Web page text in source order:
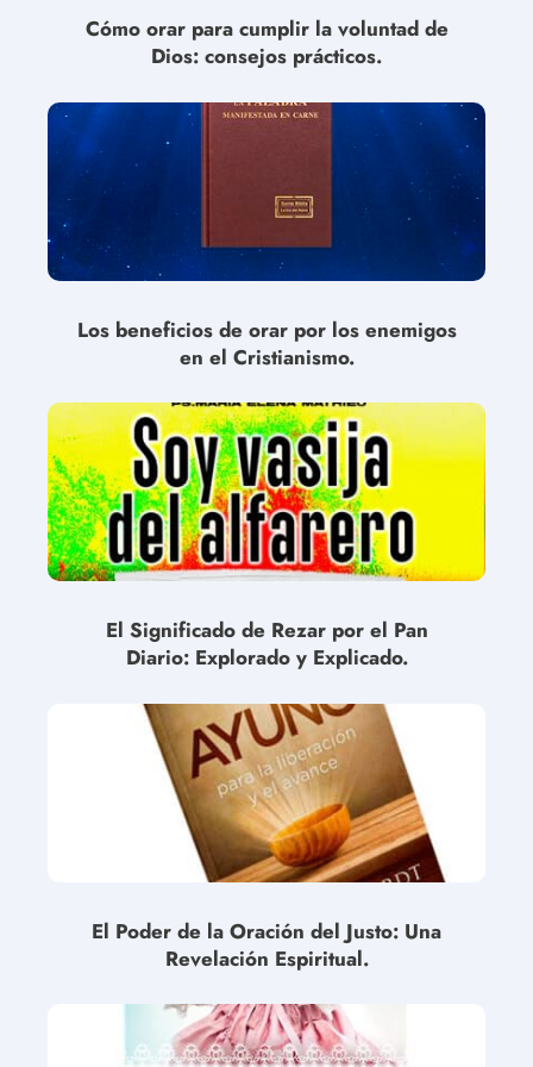
Cómo orar para cumplir la voluntad de
Dios: consejos prácticos.
Los beneficios de orar por los enemigos
en el Cristianismo.
El Significado de Rezar por el Pan
Diario: Explorado y Explicado.
El Poder de la Oración del Justo: Una
Revelación Espiritual.